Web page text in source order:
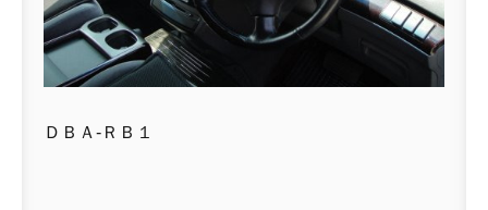
ＤＢＡ-ＲＢ１